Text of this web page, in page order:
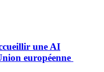
une AI
européenne